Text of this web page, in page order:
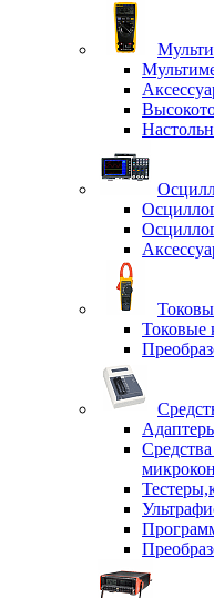
Токовые